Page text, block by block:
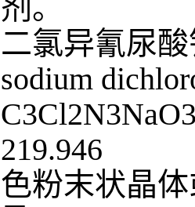
。
氯异氰尿
sodium
219.946
粉末状晶